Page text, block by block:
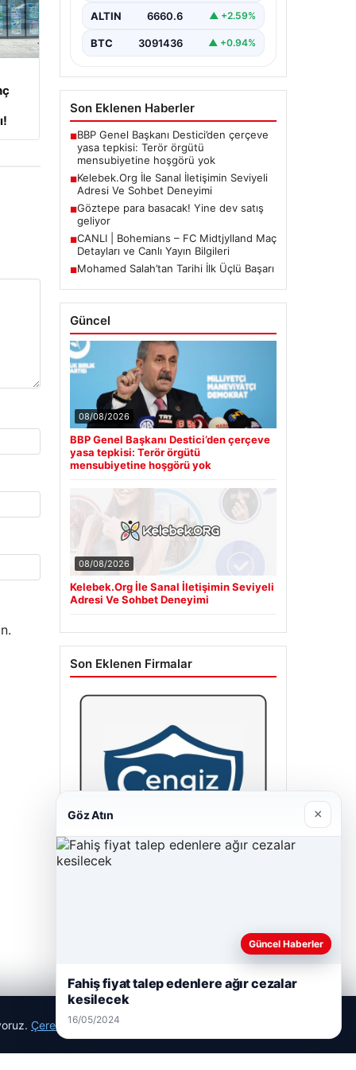
etmektedir. Halen…
ALTIN 6660.6 ▲ +2.59%
BTC 3091436 ▲ +0.94%
Son Eklenen Haberler
■BBP Genel Başkanı Destici’den çerçeve
yasa tepkisi: Terör örgütü
mensubiyetine hoşgörü yok
■Kelebek.Org İle Sanal İletişimin Seviyeli
Adresi Ve Sohbet Deneyimi
■Göztepe para basacak! Yine dev satış
geliyor
■CANLI | Bohemians – FC Midtjylland Maç
Detayları ve Canlı Yayın Bilgileri
■Mohamed Salah’tan Tarihi İlk Üçlü Başarı
Güncel
08/08/2026
BBP Genel Başkanı Destici’den çerçeve
yasa tepkisi: Terör örgütü
mensubiyetine hoşgörü yok
08/08/2026
Kelebek.Org İle Sanal İletişimin Seviyeli
Adresi Ve Sohbet Deneyimi
Son Eklenen Firmalar
Çerez Politikamız
Göz Atın ×
Güncel Haberler
Fahiş fiyat talep edenlere ağır cezalar
kesilecek
16/05/2024